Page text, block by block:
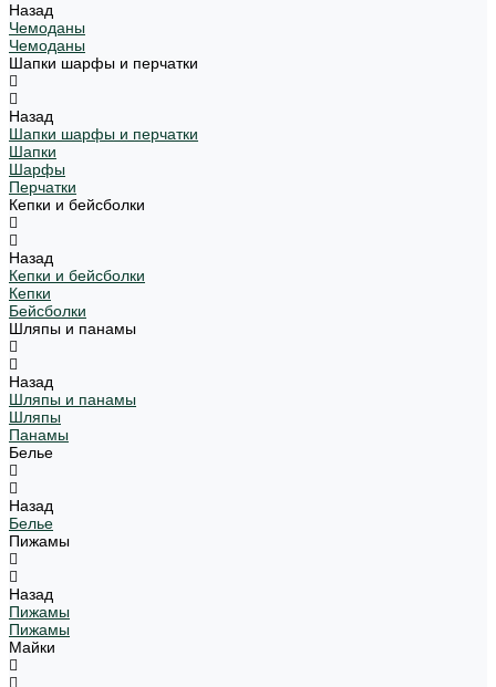
Назад
Чемоданы
Чемоданы
Шапки шарфы и перчатки
Назад
Шапки шарфы и перчатки
Шапки
Шарфы
Перчатки
Кепки и бейсболки
Назад
Кепки и бейсболки
Кепки
Бейсболки
Шляпы и панамы
Назад
Шляпы и панамы
Шляпы
Панамы
Белье
Назад
Белье
Пижамы
Назад
Пижамы
Пижамы
Майки